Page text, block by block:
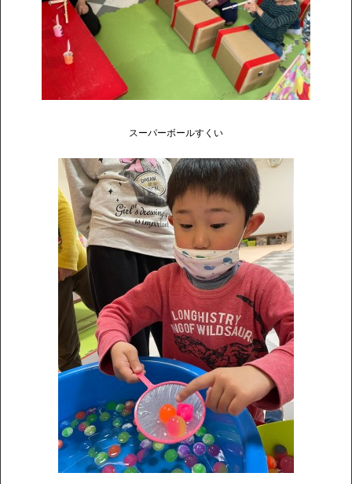
スーパーボールすくい